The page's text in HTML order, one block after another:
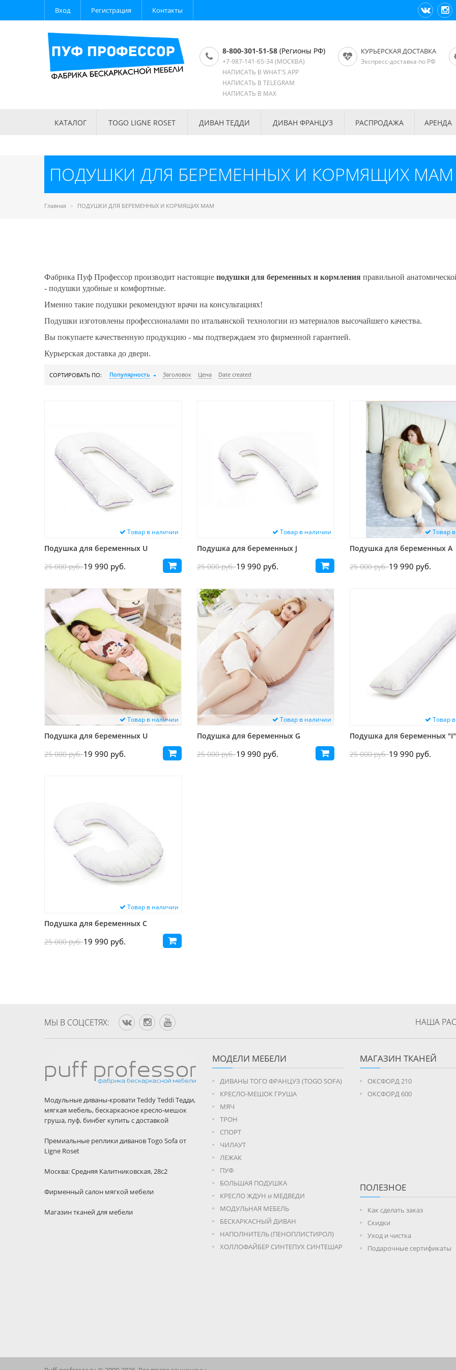
Вход Регистрация Контакты
8-800-301-51-58 (Регионы РФ)
+7-987-141-65-34(МОСКВА)
НАПИСАТЬ В WHAT'S APP
НАПИСАТЬ В TELEGRAM
НАПИСАТЬ В MAX
КУРЬЕРСКАЯ ДОСТАВКА
Экспресс-доставка по РФ
КАТАЛОГ TOGO LIGNE ROSET ДИВАН ТЕДДИ ДИВАН ФРАНЦУЗ РАСПРОДАЖА АРЕНДА
ПОДУШКИ ДЛЯ БЕРЕМЕННЫХ И КОРМЯЩИХ МАМ
Главная ПОДУШКИ ДЛЯ БЕРЕМЕННЫХ И КОРМЯЩИХ МАМ
Фабрика Пуф Профессор производит настоящие подушки для беременных и кормления правильной
- подушки удобные и комфортные.
Именно такие подушки рекомендуют врачи на консультациях!
Подушки изготовлены профессионалами по итальянской технологии из материалов высочайшего качества.
Вы покупаете качественную продукцию - мы подтверждаем это фирменной гарантией.
Курьерская доставка до двери.
СОРТИРОВАТЬ ПО: Популярность Заголовок Цена Date created
Подушка для беременных U
25 000 руб.19 990 руб.
Товар в наличии
Подушка для беременных J
25 000 руб.19 990 руб.
Товар в наличии
Подушка для беременных A
25 000 руб.19 990 руб.
Товар
Подушка для беременных U
25 000 руб.19 990 руб.
Товар в наличии
Подушка для беременных G
25 000 руб.19 990 руб.
Товар в наличии
Подушка для беременных "I"
25 000 руб.19 990 руб.
Товар
Подушка для беременных С
25 000 руб.19 990 руб.
Товар в наличии
МЫ В CОЦСЕТЯХ: НАША
Модульные диваны-кровати Teddy Teddi Тедди,
мягкая мебель, бескаркасное кресло-мешок
груша, пуф, бинбег купить с доставкой
Премиальные реплики диванов Togo Sofa от
Ligne Roset
Москва: Средняя Калитниковская, 28с2
Фирменный салон мягкой мебели
Магазин тканей для мебели
МОДЕЛИ МЕБЕЛИ
ДИВАНЫ ТОГО ФРАНЦУЗ (TOGO SOFA)
КРЕСЛО-МЕШОК ГРУША
МЯЧ
ТРОН
СПОРТ
ЧИЛАУТ
ЛЕЖАК
ПУФ
БОЛЬШАЯ ПОДУШКА
КРЕСЛО ЖДУН и МЕДВЕДИ
МОДУЛЬНАЯ МЕБЕЛЬ
БЕСКАРКАСНЫЙ ДИВАН
НАПОЛНИТЕЛЬ (ПЕНОПЛИСТИРОЛ)
ХОЛЛОФАЙБЕР СИНТЕПУХ СИНТЕШАР
МАГАЗИН ТКАНЕЙ
ОКСФОРД 210
ОКСФОРД 600
ПОЛЕЗНОЕ
Как сделать заказ
Скидки
Уход и чистка
Подарочные сертификаты